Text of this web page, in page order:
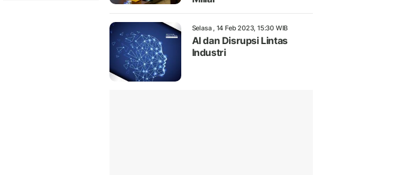
Selasa , 14 Feb 2023, 15:30 WIB
AI dan Disrupsi Lintas
Industri